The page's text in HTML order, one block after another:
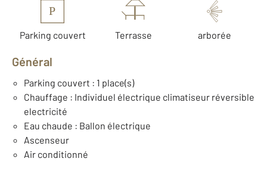
P
Parking couvert Terrasse arborée
Général
Parking couvert : 1 place(s)
Chauffage : Individuel électrique climatiseur réversible
electricité
Eau chaude : Ballon électrique
Ascenseur
Air conditionné